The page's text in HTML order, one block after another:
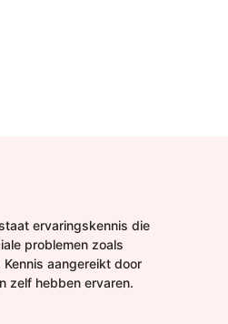
ervaringskennis die
problemen zoals
aangereikt door
zelf hebben ervaren.